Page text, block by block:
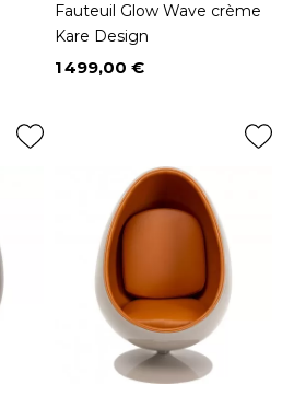
Fauteuil Glow Wave crème
Kare Design
Prix
1 499,00 €